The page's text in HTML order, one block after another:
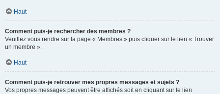
Haut
Comment puis-je rechercher des membres ?
Veuillez vous rendre sur la page « Membres » puis cliquer sur le lien « Trouver
un membre ».
Haut
Comment puis-je retrouver mes propres messages et sujets ?
Vos propres messages peuvent être affichés soit en cliquant sur le lien